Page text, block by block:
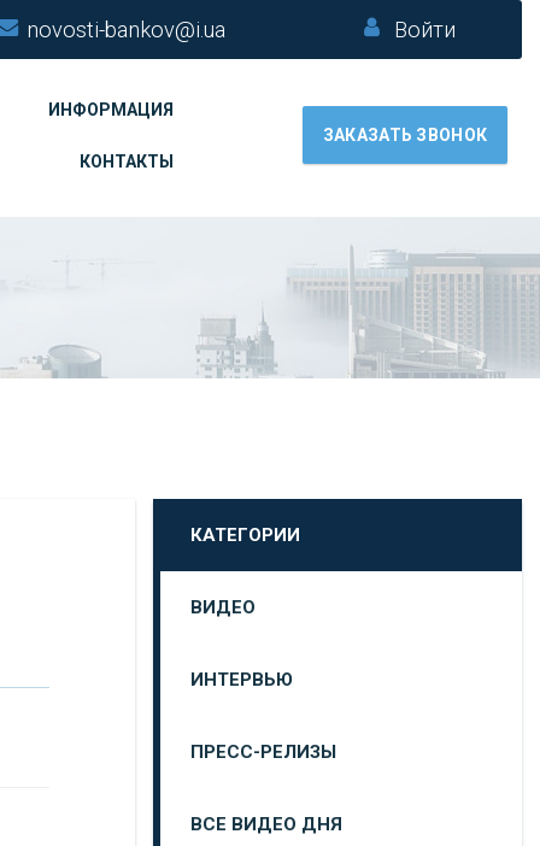
novosti-bankov@i.ua Войти
ИНФОРМАЦИЯ
КОНТАКТЫ
ЗАКАЗАТЬ ЗВОНОК
КАТЕГОРИИ
ВИДЕО
ИНТЕРВЬЮ
ПРЕСС-РЕЛИЗЫ
ВСЕ ВИДЕО ДНЯ